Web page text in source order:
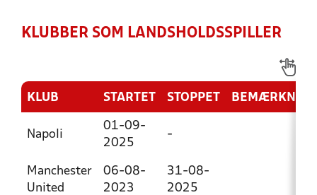
KLUBBER SOM LANDSHOLDSSPILLER
KLUB STARTET STOPPET
Napoli
01-09-
2025
-
Manchester
United
06-08-
2023
31-08-
2025